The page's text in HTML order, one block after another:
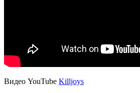
Видео YouTube Killjoys